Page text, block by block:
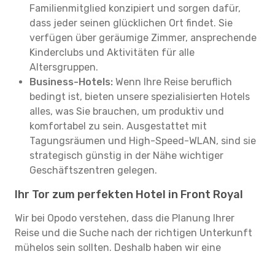
Familienmitglied konzipiert und sorgen dafür,
dass jeder seinen glücklichen Ort findet. Sie
verfügen über geräumige Zimmer, ansprechende
Kinderclubs und Aktivitäten für alle
Altersgruppen.
Business-Hotels: Wenn Ihre Reise beruflich
bedingt ist, bieten unsere spezialisierten Hotels
alles, was Sie brauchen, um produktiv und
komfortabel zu sein. Ausgestattet mit
Tagungsräumen und High-Speed-WLAN, sind sie
strategisch günstig in der Nähe wichtiger
Geschäftszentren gelegen.
Ihr Tor zum perfekten Hotel in Front Royal
Wir bei Opodo verstehen, dass die Planung Ihrer
Reise und die Suche nach der richtigen Unterkunft
mühelos sein sollten. Deshalb haben wir eine